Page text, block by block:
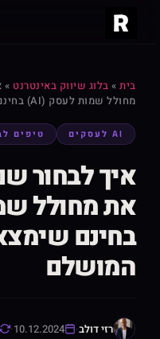
בית»בלוג שיווק באינטרנט»
מחולל שמות לעסק (AI) בחינם שימצא לכם את השם המושלם
AI לעסקים טיפים
איך לבחור
בחינם
המושלם
רזי דולב·
10.12.2024
·